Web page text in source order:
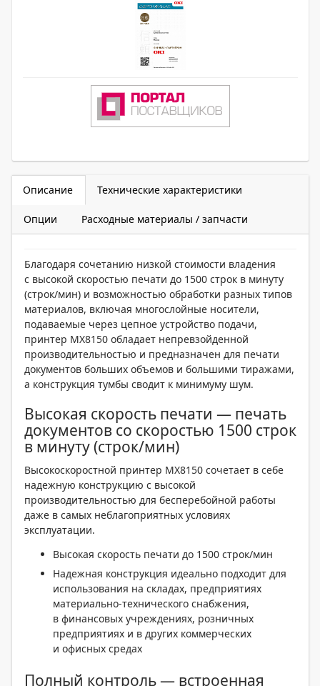
Описание Технические характеристики
Опции Расходные материалы / запчасти
Благодаря сочетанию низкой стоимости владения
с высокой скоростью печати до 1500 строк в минуту
(строк/мин) и возможностью обработки разных типов
материалов, включая многослойные носители,
подаваемые через цепное устройство подачи,
принтер MX8150 обладает непревзойденной
производительностью и предназначен для печати
документов больших объемов и большими тиражами,
а конструкция тумбы сводит к минимуму шум.
Высокая скорость печати — печать
документов со скоростью 1500 строк
в минуту (строк/мин)
Высокоскоростной принтер MX8150 сочетает в себе
надежную конструкцию с высокой
производительностью для бесперебойной работы
даже в самых неблагоприятных условиях
эксплуатации.
Высокая скорость печати до 1500 строк/мин
Надежная конструкция идеально подходит для
использования на складах, предприятиях
материально-технического снабжения,
в финансовых учреждениях, розничных
предприятиях и в других коммерческих
и офисных средах
Полный контроль — встроенная